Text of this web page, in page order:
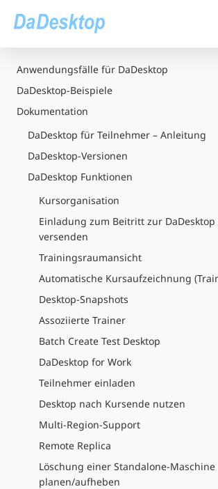
Anwendungsfälle für DaDesktop
DaDesktop-Beispiele
Dokumentation
DaDesktop für Teilnehmer – Anleitung
DaDesktop-Versionen
DaDesktop Funktionen
Kursorganisation
Einladung zum Beitritt zur DaDesktop
versenden
Trainingsraumansicht
Automatische Kursaufzeichnung
Desktop-Snapshots
Assoziierte Trainer
Batch Create Test Desktop
DaDesktop for Work
Teilnehmer einladen
Desktop nach Kursende nutzen
Multi-Region-Support
Remote Replica
Löschung einer Standalone-Maschine
planen/aufheben